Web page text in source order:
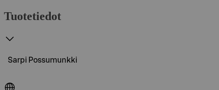
Tuotetiedot
Sarpi Possumunkki